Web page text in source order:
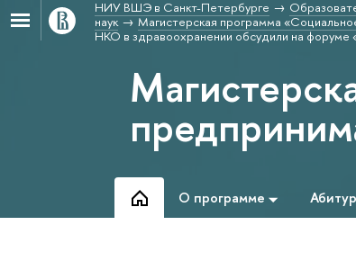
НИУ ВШЭ в Санкт-Петербурге
наук
Магистерская программа
НКО в здравоохранении обсудили на форуме
О программе